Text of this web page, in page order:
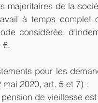
majoritaires de la
à temps complet
considérée,
€.
pour les
2020, art. 5 et 7) :
de vieillesse